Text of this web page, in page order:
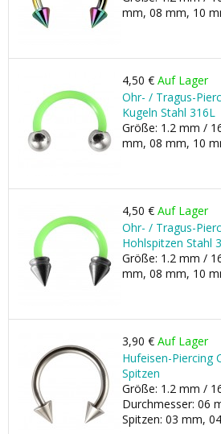
mm, 08 mm, 10
4,50 € Auf Lager
Ohr- / Tragus-
Kugeln Stahl 316L
Größe: 1.2 mm /
mm, 08 mm, 10
4,50 € Auf Lager
Ohr- / Tragus-
Hohlspitzen Stahl
Größe: 1.2 mm /
mm, 08 mm, 10
3,90 € Auf Lager
Hufeisen-Piercing
Spitzen
Größe: 1.2 mm /
Durchmesser: 06
Spitzen: 03 mm,